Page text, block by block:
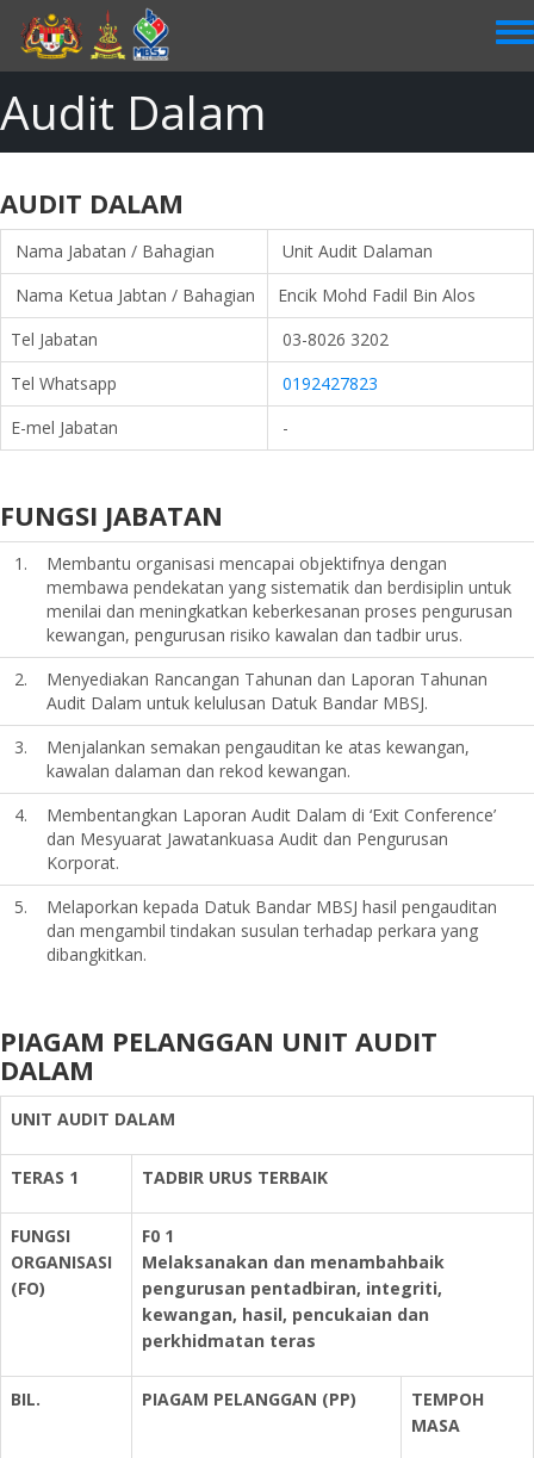
main
content
Audit Dalam
AUDIT DALAM
Nama Jabatan / Bahagian
Unit Audit Dalaman
Nama Ketua Jabtan / Bahagian
Encik Mohd Fadil Bin Alos
Tel Jabatan
03-8026 3202
Tel Whatsapp
0192427823
E-mel Jabatan
-
FUNGSI JABATAN
1.
Membantu organisasi mencapai objektifnya dengan
membawa pendekatan yang sistematik dan berdisiplin untuk
menilai dan meningkatkan keberkesanan proses pengurusan
kewangan, pengurusan risiko kawalan dan tadbir urus.
2.
Menyediakan Rancangan Tahunan dan Laporan Tahunan
Audit Dalam untuk kelulusan Datuk Bandar MBSJ.
3.
Menjalankan semakan pengauditan ke atas kewangan,
kawalan dalaman dan rekod kewangan.
4.
Membentangkan Laporan Audit Dalam di ‘Exit Conference’
dan Mesyuarat Jawatankuasa Audit dan Pengurusan
Korporat.
5.
Melaporkan kepada Datuk Bandar MBSJ hasil pengauditan
dan mengambil tindakan susulan terhadap perkara yang
dibangkitkan.
PIAGAM PELANGGAN UNIT AUDIT
DALAM
UNIT AUDIT DALAM
TERAS 1 TADBIR URUS TERBAIK
FUNGSI
ORGANISASI
(FO)
F0 1
Melaksanakan dan menambahbaik
pengurusan pentadbiran, integriti,
kewangan, hasil, pencukaian dan
perkhidmatan teras
BIL. PIAGAM PELANGGAN (PP)
TEMPOH
MASA